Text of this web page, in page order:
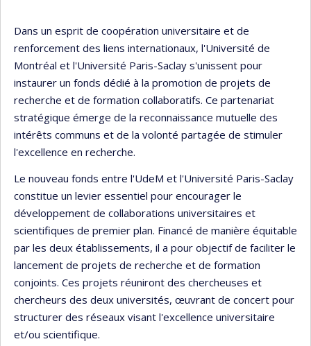
Dans un esprit de coopération universitaire et de
renforcement des liens internationaux, l'Université de
Montréal et l'Université Paris-Saclay s'unissent pour
instaurer un fonds dédié à la promotion de projets de
recherche et de formation collaboratifs. Ce partenariat
stratégique émerge de la reconnaissance mutuelle des
intérêts communs et de la volonté partagée de stimuler
l'excellence en recherche.
Le nouveau fonds entre l'UdeM et l'Université Paris-Saclay
constitue un levier essentiel pour encourager le
développement de collaborations universitaires et
scientifiques de premier plan. Financé de manière équitable
par les deux établissements, il a pour objectif de faciliter le
lancement de projets de recherche et de formation
conjoints. Ces projets réuniront des chercheuses et
chercheurs des deux universités, œuvrant de concert pour
structurer des réseaux visant l'excellence universitaire
et/ou scientifique.